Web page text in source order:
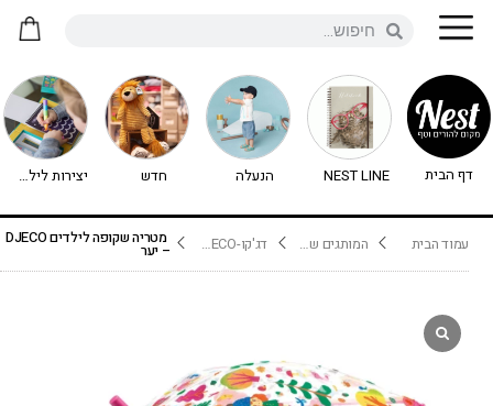
דף הבית NEST LINE הנעלה חדש יצירות לילדים - יצירה לילדים
עמוד הבית המותגים שלנו דג'קו-DJECO נימיגו מטריה שקופה לילדים DJECO
– יער